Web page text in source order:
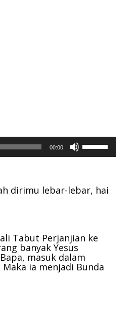
00:00
untuk
menaikkan
dirimu lebar-lebar, hai
Tabut Perjanjian ke
banyak Yesus
masuk dalam
ia menjadi Bunda